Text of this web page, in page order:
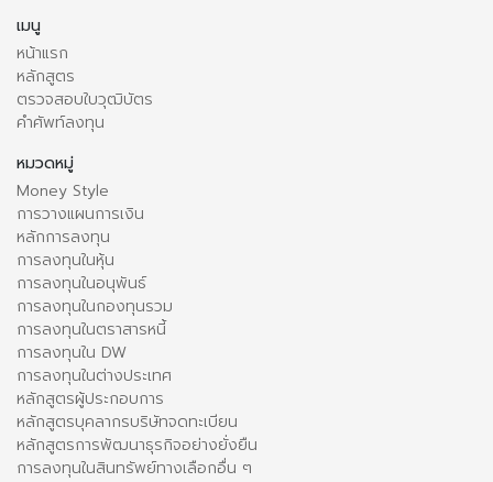
เมนู
หน้าแรก
หลักสูตร
ตรวจสอบใบวุฒิบัตร
คำศัพท์ลงทุน
หมวดหมู่
Money Style
การวางแผนการเงิน
หลักการลงทุน
การลงทุนในหุ้น
การลงทุนในอนุพันธ์
การลงทุนในกองทุนรวม
การลงทุนในตราสารหนี้
การลงทุนใน DW
การลงทุนในต่างประเทศ
หลักสูตรผู้ประกอบการ
หลักสูตรบุคลากรบริษัทจดทะเบียน
หลักสูตรการพัฒนาธุรกิจอย่างยั่งยืน
การลงทุนในสินทรัพย์ทางเลือกอื่น ๆ